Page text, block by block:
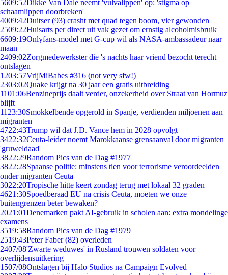
5609:52Dikke Van Dale neemt 'vulvalippen' op: 'stigma op
schaamlippen doorbreken'
4009:42Duitser (93) crasht met quad tegen boom, vier gewonden
2509:22Huisarts per direct uit vak gezet om ernstig alcoholmisbruik
6609:19Onlyfans-model met G-cup wil als NASA-ambassadeur naar
maan
2409:02Zorgmedewerkster die 's nachts haar vriend bezocht terecht
ontslagen
1203:57VrijMiBabes #316 (not very sfw!)
2303:02Quake krijgt na 30 jaar een gratis uitbreiding
1101:06Benzineprijs daalt verder, onzekerheid over Straat van Hormuz
blijft
11 23:30Smokkelbende opgerold in Spanje, verdienden miljoenen aan
migranten
4722:43Trump wil dat J.D. Vance hem in 2028 opvolgt
3422:32Ceuta-leider noemt Marokkaanse grensaanval door migranten
'gruweldaad'
3822:29Random Pics van de Dag #1977
3822:28Spaanse politie: minstens tien voor terrorisme veroordeelden
onder migranten Ceuta
3022:20Tropische hitte keert zondag terug met lokaal 32 graden
4621:30Spoedberaad EU na crisis Ceuta, moeten we onze
buitengrenzen beter bewaken?
2021:01Denemarken pakt AI-gebruik in scholen aan: extra mondelinge
examens
3519:58Random Pics van de Dag #1979
2519:43Peter Faber (82) overleden
2407/08'Zwarte weduwes' in Rusland trouwen soldaten voor
overlijdensuitkering
1507/08Ontslagen bij Halo Studios na Campaign Evolved